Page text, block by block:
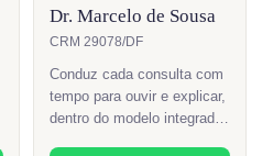
Dr. Marcelo de Sousa
CRM 29078/DF
Conduz cada consulta com
tempo para ouvir e explicar,
dentro do modelo integrado